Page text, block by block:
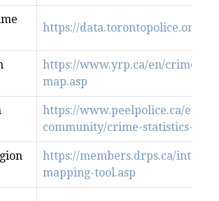
https://data.torontopolice.on.ca/
https://www.yrp.ca/en/crime-
map.asp
https://www.peelpolice.ca/en/
community/crime-statistics-and-
https://members.drps.ca/
mapping-tool.asp